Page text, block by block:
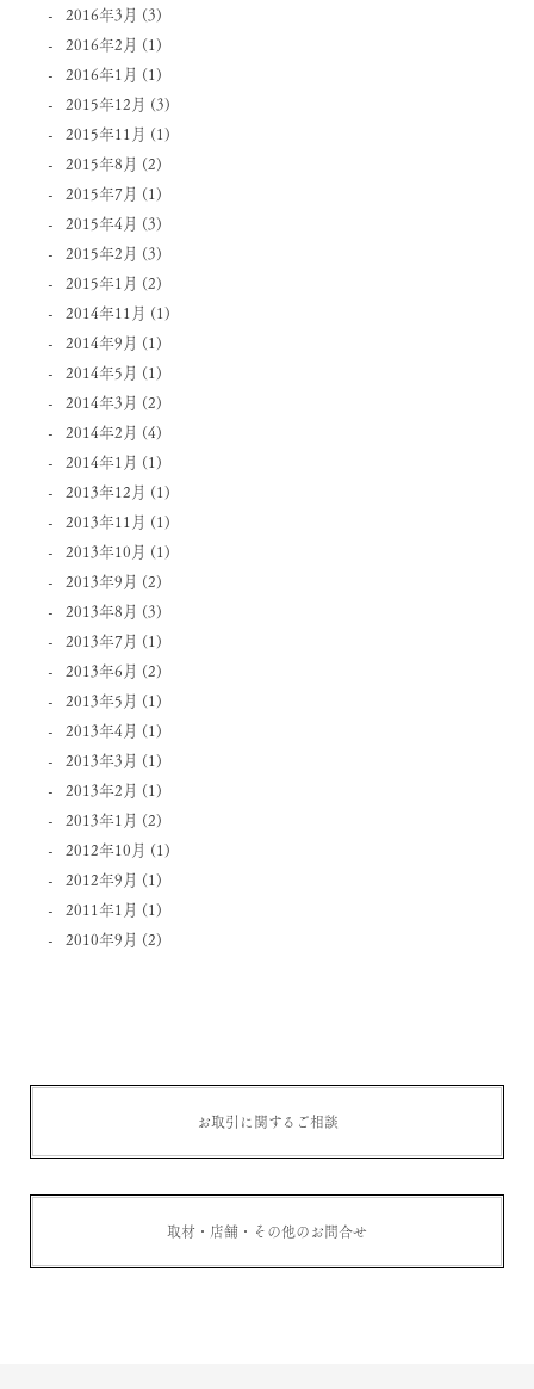
2016年3月 (3)
2016年2月 (1)
2016年1月 (1)
2015年12月 (3)
2015年11月 (1)
2015年8月 (2)
2015年7月 (1)
2015年4月 (3)
2015年2月 (3)
2015年1月 (2)
2014年11月 (1)
2014年9月 (1)
2014年5月 (1)
2014年3月 (2)
2014年2月 (4)
2014年1月 (1)
2013年12月 (1)
2013年11月 (1)
2013年10月 (1)
2013年9月 (2)
2013年8月 (3)
2013年7月 (1)
2013年6月 (2)
2013年5月 (1)
2013年4月 (1)
2013年3月 (1)
2013年2月 (1)
2013年1月 (2)
2012年10月 (1)
2012年9月 (1)
2011年1月 (1)
2010年9月 (2)
お取引に関するご相談
取材・店舗・その他のお問合せ